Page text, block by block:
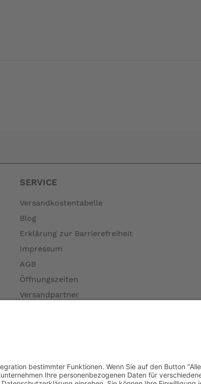
SERVICE
Versandkostentabelle
Blog
Erklärung zur Barrierefreiheit
Impressum
AGB
Öffnungszeiten
Versandpartner
Widerrufsrecht MS